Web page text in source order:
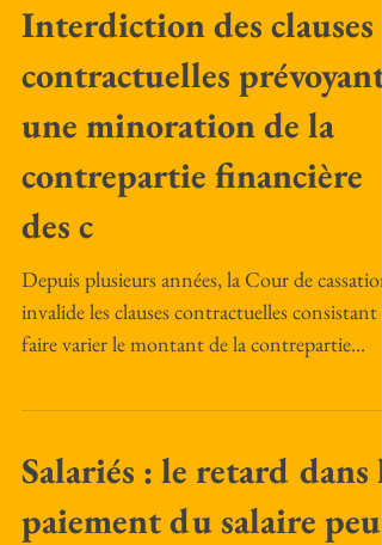
Interdiction des clauses
contractuelles prévoyant
une minoration de la
contrepartie financière
des c
Depuis plusieurs années, la Cour de cassation
invalide les clauses contractuelles consistant
faire varier le montant de la contrepartie...
Salariés : le retard dans le
paiement du salaire peut